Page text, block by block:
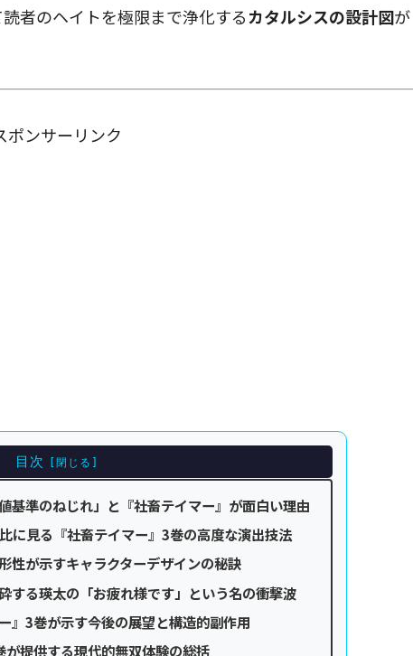
者のヘイトを極限まで浄化するカタルシスの設計図が
ポンサーリンク
目次
基準のねじれ」と『社畜テイマー』が面白い理由
に見る『社畜テイマー』3巻の高度な演出技法
性が示すキャラクターデザインの秘訣
する瑛太の「お疲れ様です」という名の衝撃波
』3巻が示す今後の展望と構造的副作用
提供する現代的無双体験の総括